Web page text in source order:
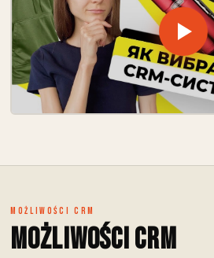
Możliwości CRM
Możliwości CRM